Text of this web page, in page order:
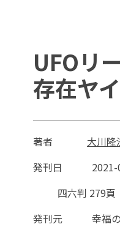
UFOリ
存在ヤ
著者
大川隆
発刊日
四六判 279頁
発刊元
幸福